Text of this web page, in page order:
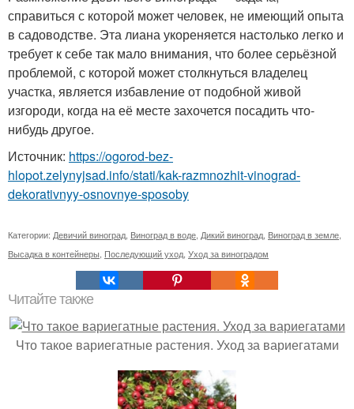
справиться с которой может человек, не имеющий опыта
в садоводстве. Эта лиана укореняется настолько легко и
требует к себе так мало внимания, что более серьёзной
проблемой, с которой может столкнуться владелец
участка, является избавление от подобной живой
изгороди, когда на её месте захочется посадить что-
нибудь другое.
Источник: https://ogorod-bez-
hlopot.zelynyjsad.info/stati/kak-razmnozhit-vinograd-
dekorativnyy-osnovnye-sposoby
Категории: Девичий виноград Виноград в воде Дикий виноград Виноград в земле
Высадка в контейнеры Последующий уход Уход за виноградом
Читайте также
Что такое вариегатные растения. Уход за вариегатами